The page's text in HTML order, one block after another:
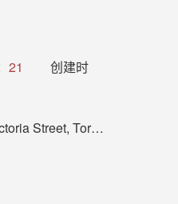
21
创建时
Canada, M5B 2K3